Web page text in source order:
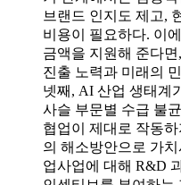
브랜드 인지도 제고,
비용이 필요하다. 이
금액을 지원해 준다
진출 노력과 미래의
넷째, AI 산업 생태계
사슬 부문별 수급 불
협업이 제대로 작동
의 해소방안으로 가
업사업에 대해 R&D